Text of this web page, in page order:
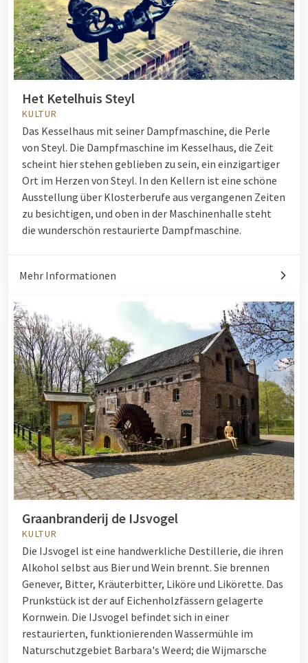
Het Ketelhuis Steyl
KULTUR
Das Kesselhaus mit seiner Dampfmaschine, die Perle
von Steyl. Die Dampfmaschine im Kesselhaus, die Zeit
scheint hier stehen geblieben zu sein, ein einzigartiger
Ort im Herzen von Steyl. In den Kellern ist eine schöne
Ausstellung über Klosterberufe aus vergangenen Zeiten
zu besichtigen, und oben in der Maschinenhalle steht
die wunderschön restaurierte Dampfmaschine.
Mehr Informationen
Graanbranderij de IJsvogel
KULTUR
Die IJsvogel ist eine handwerkliche Destillerie, die ihren
Alkohol selbst aus Bier und Wein brennt. Sie brennen
Genever, Bitter, Kräuterbitter, Liköre und Likörette. Das
Prunkstück ist der auf Eichenholzfässern gelagerte
Kornwein. Die IJsvogel befindet sich in einer
restaurierten, funktionierenden Wassermühle im
Naturschutzgebiet Barbara's Weerd; die Wijmarsche